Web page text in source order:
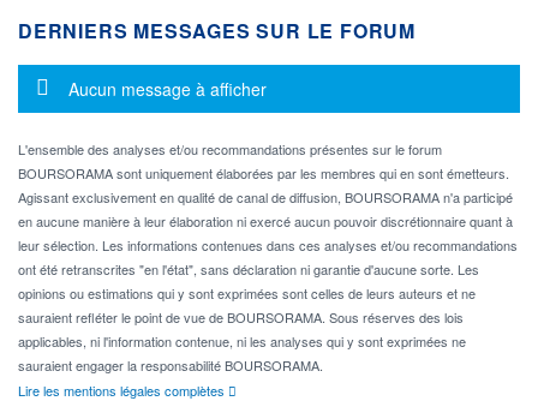
DERNIERS MESSAGES SUR LE FORUM
Message d'information
Aucun message à afficher
L'ensemble des analyses et/ou recommandations présentes sur le forum
BOURSORAMA sont uniquement élaborées par les membres qui en sont émetteurs.
Agissant exclusivement en qualité de canal de diffusion, BOURSORAMA n'a participé
en aucune manière à leur élaboration ni exercé aucun pouvoir discrétionnaire quant à
leur sélection. Les informations contenues dans ces analyses et/ou recommandations
ont été retranscrites "en l'état", sans déclaration ni garantie d'aucune sorte. Les
opinions ou estimations qui y sont exprimées sont celles de leurs auteurs et ne
sauraient refléter le point de vue de BOURSORAMA. Sous réserves des lois
applicables, ni l'information contenue, ni les analyses qui y sont exprimées ne
sauraient engager la responsabilité BOURSORAMA.
Lire les mentions légales complètes